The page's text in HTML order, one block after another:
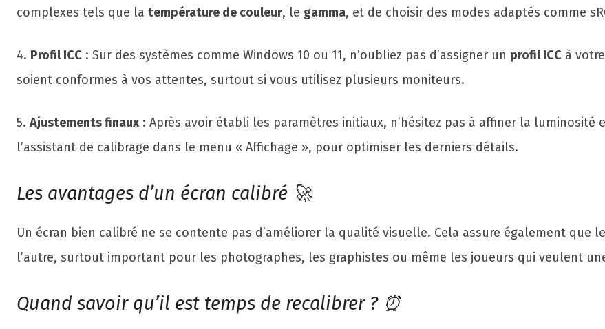
complexes tels que la température de couleur, le gamma, et de choisir des modes adaptés comme
4. Profil ICC : Sur des systèmes comme Windows 10 ou 11, n’oubliez pas d’assigner un profil ICC à
soient conformes à vos attentes, surtout si vous utilisez plusieurs moniteurs.
5. Ajustements finaux: Après avoir établi les paramètres initiaux, n’hésitez pas à affiner la
l’assistant de calibrage dans le menu « Affichage », pour optimiser les derniers détails.
Les avantages d’un écran calibré 🚀
Un écran bien calibré ne se contente pas d’améliorer la qualité visuelle. Cela assure également que
l’autre, surtout important pour les photographes, les graphistes ou même les joueurs qui veulent
Quand savoir qu’il est temps de recalibrer ? ⏰